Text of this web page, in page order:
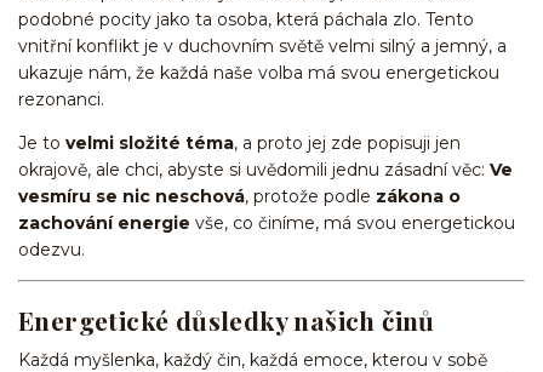
podobné pocity jako ta osoba, která páchala zlo. Tento
vnitřní konflikt je v duchovním světě velmi silný a jemný, a
ukazuje nám, že každá naše volba má svou energetickou
rezonanci.
Je to velmi složité téma, a proto jej zde popisuji jen
okrajově, ale chci, abyste si uvědomili jednu zásadní věc: Ve
vesmíru se nic neschová, protože podle zákona o
zachování energie vše, co činíme, má svou energetickou
odezvu.
Energetické důsledky našich činů
Každá myšlenka, každý čin, každá emoce, kterou v sobě